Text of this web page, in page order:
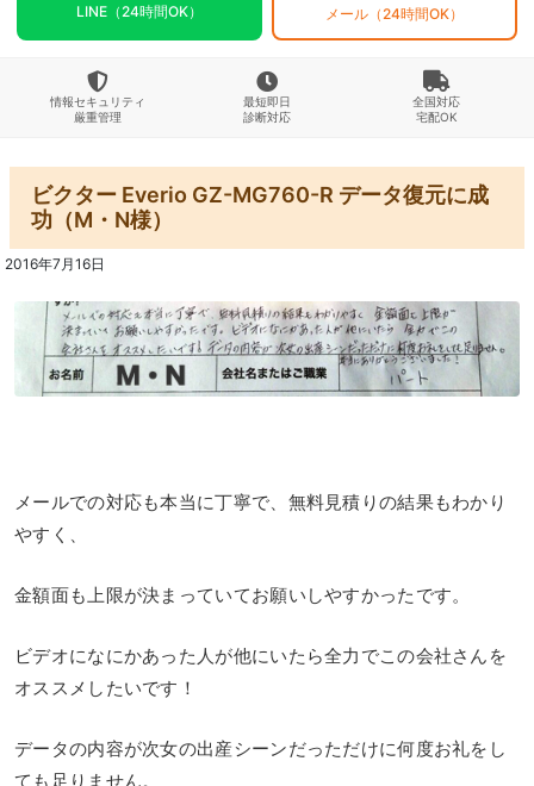
LINE（24時間OK） メール（24時間OK）
情報セキュリティ
厳重管理
最短即日
診断対応
全国対応
宅配OK
ビクター Everio GZ-MG760-R データ復元に成
功（M・N様）
2016年7月16日
メールでの対応も本当に丁寧で、無料見積りの結果もわかり
やすく、
金額面も上限が決まっていてお願いしやすかったです。
ビデオになにかあった人が他にいたら全力でこの会社さんを
オススメしたいです！
データの内容が次女の出産シーンだっただけに何度お礼をし
ても足りません。